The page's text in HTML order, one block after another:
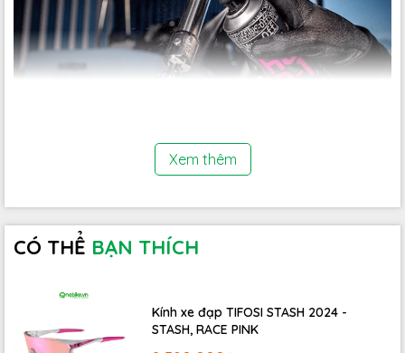
Không chứa thành phần sáp silico, Teflon hoặc nước,
thích hợp cho xe đạp, xe đạp điện, xe máy và xe mô tô.
Xem thêm
CÓ THỂ BẠN THÍCH
Kính xe đạp TIFOSI STASH 2024 -
STASH, RACE PINK